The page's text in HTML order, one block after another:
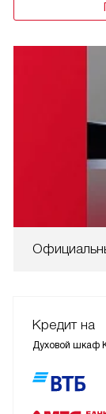
Кредит на
Духовой шкаф